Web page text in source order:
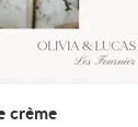
crème